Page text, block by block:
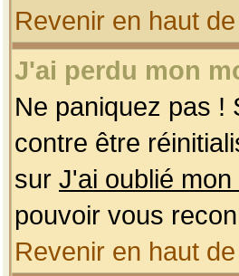
Revenir en haut
J'ai perdu mon
Ne paniquez pas !
contre être
sur J'ai oublié
pouvoir vous
Revenir en haut